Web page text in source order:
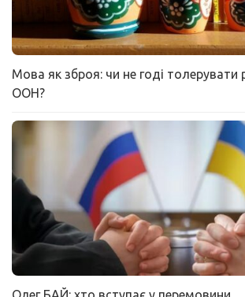
Мова як зброя: чи не годі толерувати
ООН?